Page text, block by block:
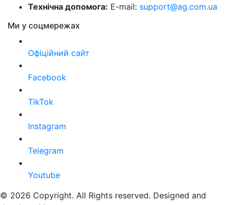
Технічна допомога: E-mail: support@ag.com.ua
Ми у соцмережах
Офіційний сайт
Facebook
TikTok
Instagram
Telegram
Youtube
© 2026 Copyright. All Rights reserved. Designed and